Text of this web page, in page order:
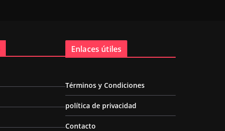
Enlaces útiles
Términos y Condiciones
política de privacidad
Contacto